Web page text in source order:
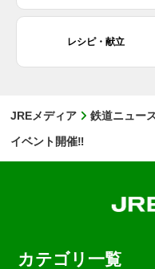
レシピ・献立
JREメディア 鉄道ニュー
イベント開催‼
カテゴリ一覧